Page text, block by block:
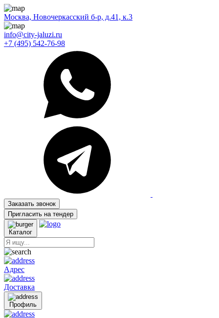
Москва, Новочеркасский б-р, д.41, к.3
info@city-jaluzi.ru
+7 (495) 542-76-98
Заказать звонок
Пригласить на тендер
Каталог
Адрес
Доставка
Профиль